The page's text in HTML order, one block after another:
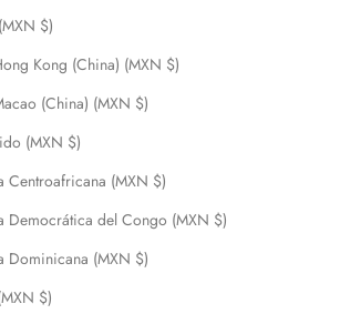
$)
Kong (China) (MXN $)
(China) (MXN $)
(MXN $)
Centroafricana (MXN $)
Democrática del Congo (MXN $)
Dominicana (MXN $)
$)